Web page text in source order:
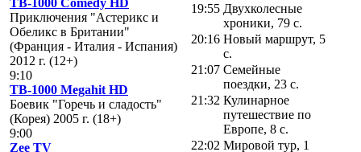
ТВ-1000 Comedy HD
Приключения "Астерикс и
Обеликс в Британии"
(Франция - Италия - Испания)
2012 г. (12+)
9:10
ТВ-1000 Megahit HD
Боевик "Горечь и сладость"
(Корея) 2005 г. (18+)
9:00
Zee TV
19:55 Двухколесные
хроники, 79 с.
20:16 Новый маршрут, 5
с.
21:07 Семейные
поездки, 23 с.
21:32 Кулинарное
путешествие по
Европе, 8 с.
22:02 Мировой тур, 1